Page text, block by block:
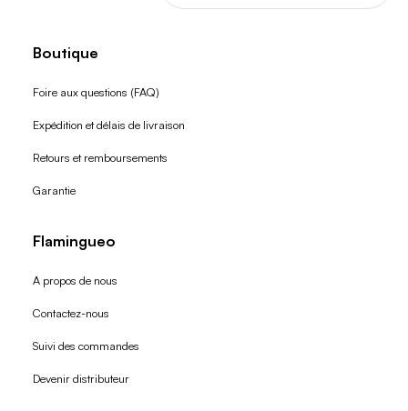
Boutique
Foire aux questions (FAQ)
Expédition et délais de livraison
Retours et remboursements
Garantie
Flamingueo
A propos de nous
Contactez-nous
Suivi des commandes
Devenir distributeur